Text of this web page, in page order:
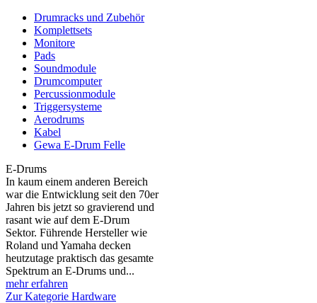
Drumracks und Zubehör
Komplettsets
Monitore
Pads
Soundmodule
Drumcomputer
Percussionmodule
Triggersysteme
Aerodrums
Kabel
Gewa E-Drum Felle
E-Drums
In kaum einem anderen Bereich
war die Entwicklung seit den 70er
Jahren bis jetzt so gravierend und
rasant wie auf dem E-Drum
Sektor. Führende Hersteller wie
Roland und Yamaha decken
heutzutage praktisch das gesamte
Spektrum an E-Drums und...
mehr erfahren
Zur Kategorie Hardware